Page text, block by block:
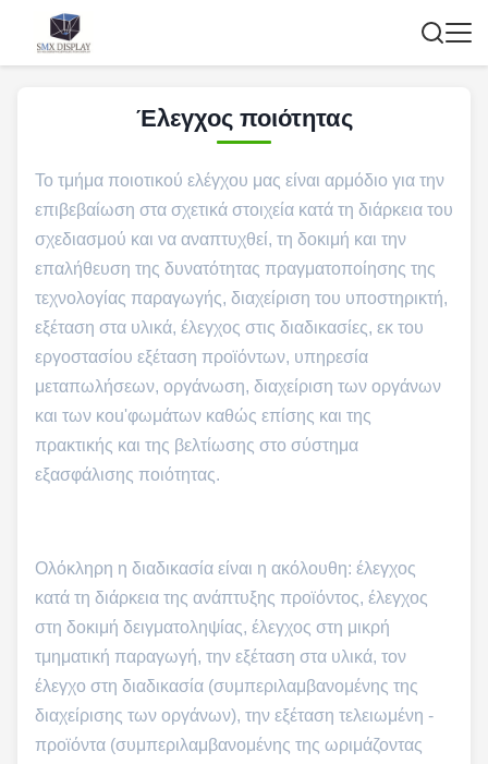
Έλεγχος ποιότητας
Το τμήμα ποιοτικού ελέγχου μας είναι αρμόδιο για την
επιβεβαίωση στα σχετικά στοιχεία κατά τη διάρκεια του
σχεδιασμού και να αναπτυχθεί, τη δοκιμή και την
επαλήθευση της δυνατότητας πραγματοποίησης της
τεχνολογίας παραγωγής, διαχείριση του υποστηρικτή,
εξέταση στα υλικά, έλεγχος στις διαδικασίες, εκ του
εργοστασίου εξέταση προϊόντων, υπηρεσία
μεταπωλήσεων, οργάνωση, διαχείριση των οργάνων
και των κοu'φωμάτων καθώς επίσης και της
πρακτικής και της βελτίωσης στο σύστημα
εξασφάλισης ποιότητας.
Ολόκληρη η διαδικασία είναι η ακόλουθη: έλεγχος
κατά τη διάρκεια της ανάπτυξης προϊόντος, έλεγχος
στη δοκιμή δειγματοληψίας, έλεγχος στη μικρή
τμηματική παραγωγή, την εξέταση στα υλικά, τον
έλεγχο στη διαδικασία (συμπεριλαμβανομένης της
διαχείρισης των οργάνων), την εξέταση τελειωμένη -
προϊόντα (συμπεριλαμβανομένης της ωριμάζοντας